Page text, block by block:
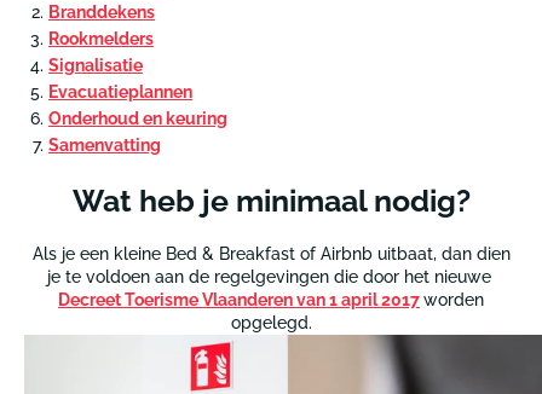
Branddekens
Rookmelders
Signalisatie
Evacuatieplannen
Onderhoud en keuring
Samenvatting
Wat heb je minimaal nodig?
Als je een kleine Bed & Breakfast of Airbnb uitbaat, dan dien
je te voldoen aan de regelgevingen die door het nieuwe
Decreet Toerisme Vlaanderen van 1 april 2017worden
opgelegd.